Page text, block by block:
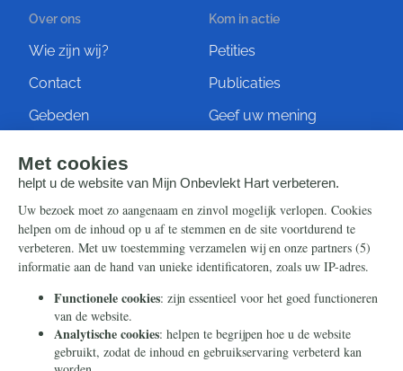
Over ons
Wie zijn wij?
Contact
Gebeden
Kom in actie
Petities
Publicaties
Geef uw mening
Steun ons
Nieuwsbrief
Eenmalig
Maandelijks
Periodiek
Nalaten
Info
Contact
Ontvang onze Telegram-
berichten